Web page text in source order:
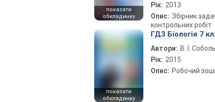
показати
обкладинку
Рік: 2013
Опис: Збірник
контрольних робіт
показати
обкладинку
ГДЗ Біологія 7
Автори: В. І. Соболь
Рік: 2015
Опис: Робочий